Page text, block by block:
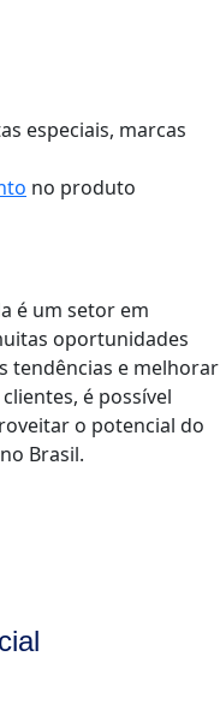
especiais, marcas
no produto
é um setor em
oportunidades
tendências e melhorar
é possível
o potencial do
Brasil.